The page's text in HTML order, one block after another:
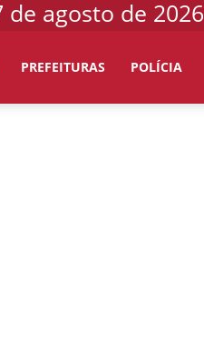
de agosto de 2026
PREFEITURAS POLÍCIA